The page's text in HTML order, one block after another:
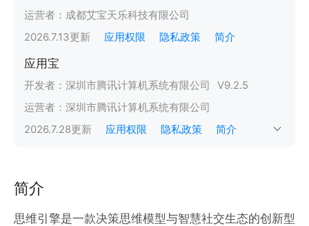
运营者： 成都艾宝天乐科技有限公司
2026.7.13更新 应用权限 隐私政策 简介
应用宝
开发者： 深圳市腾讯计算机系统有限公司 V9.2.5
运营者： 深圳市腾讯计算机系统有限公司
2026.7.28更新 应用权限 隐私政策 简介
简介
思维引擎是一款决策思维模型与智慧社交生态的创新型